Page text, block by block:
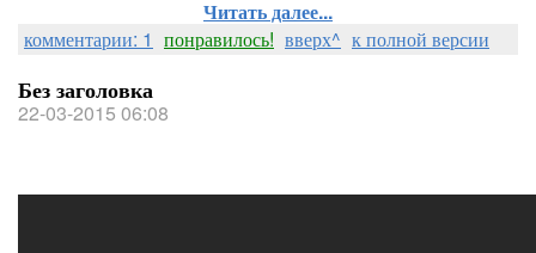
Читать далее...
комментарии: 1 понравилось! вверх^ к полной версии
Без заголовка
22-03-2015 06:08